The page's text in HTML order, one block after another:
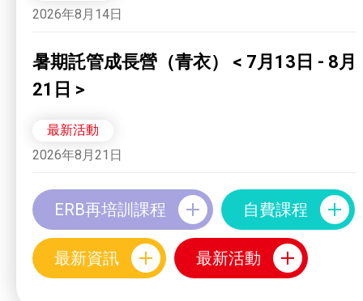
2026年8月14日
暑期託管成長營（青衣） < 7月13日 - 8月
21日 >
最新活動
2026年8月21日
ERB再培訓課程 自費課程
最新資訊 最新活動